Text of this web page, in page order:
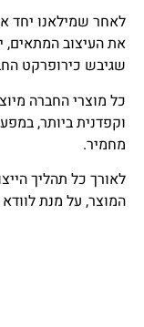
לאחר שמילאנו יחד
את העיצוב המתאים,
שגיבש כירופרקט
כל מוצרי החברה
מחמיר.
לאורך כל תהליך
המוצר, על מנת